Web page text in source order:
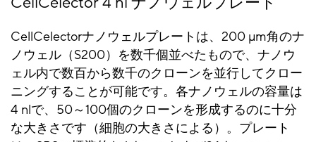
CellCelectorナノウェルプレートは、200 μm角のナ
ノウェル（S200）を数千個並べたもので、ナノウ
ェル内で数百から数千のクローンを並行してクロー
ニングすることが可能です。各ナノウェルの容量は
4 nlで、50～100個のクローンを形成するのに十分
な大きさです（細胞の大きさによる）。プレート